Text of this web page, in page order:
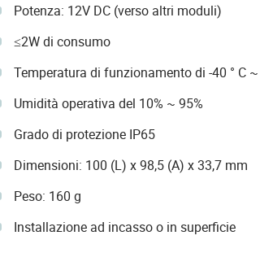
Potenza: 12V DC (verso altri moduli)
≤2W di consumo
Temperatura di funzionamento di -40 ° C ~
Umidità operativa del 10% ~ 95%
Grado di protezione IP65
Dimensioni: 100 (L) x 98,5 (A) x 33,7 mm
Peso: 160 g
Installazione ad incasso o in superficie